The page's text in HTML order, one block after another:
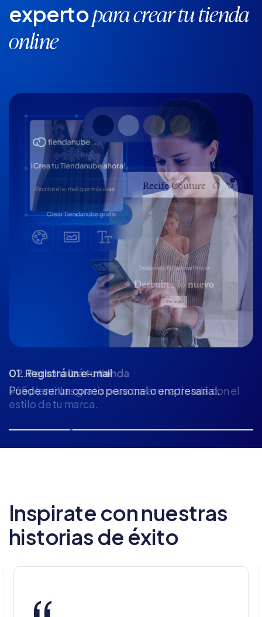
expertopara crear tu tienda
online
02. Personalizá tu tienda
+65 plantillas gratis para crear una tienda con el
estilo de tu marca.
Inspirate con nuestras
historias de éxito